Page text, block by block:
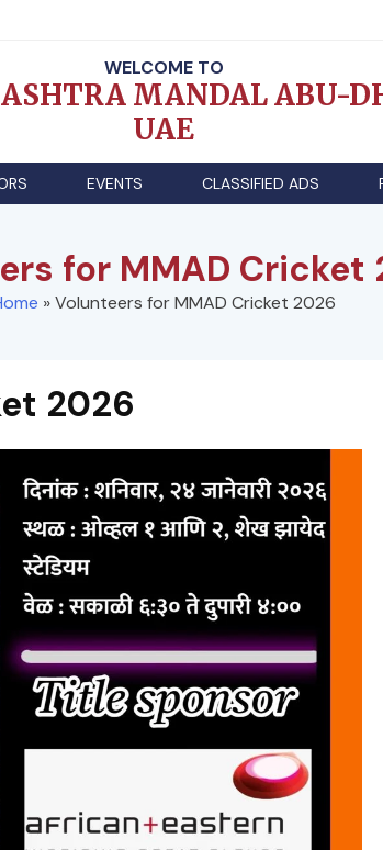
WELCOME TO
MANDAL ABU-
UAE
EVENTS CLASSIFIED ADS
for MMAD Cricket
»Volunteers for MMAD Cricket 2026
2026